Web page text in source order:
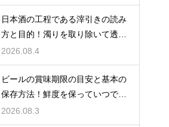
日本酒の工程である滓引きの読み
方と目的！濁りを取り除いて透明
な清酒に
2026.08.4
ビールの賞味期限の目安と基本の
保存方法！鮮度を保っていつでも
美味しく
2026.08.3